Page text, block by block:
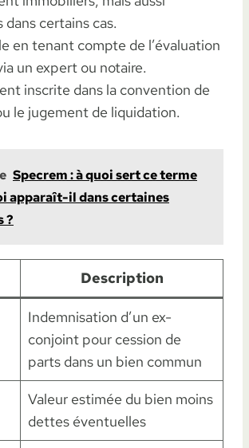
dans certains cas.
en tenant compte de l’évaluation
un expert ou notaire.
inscrite dans la convention de
le jugement de liquidation.
Specrem : à quoi sert ce terme
apparaît-il dans certaines
?
Description
Indemnisation d’un ex-
conjoint pour cession de
parts dans un bien commun
Valeur estimée du bien moins
dettes éventuelles